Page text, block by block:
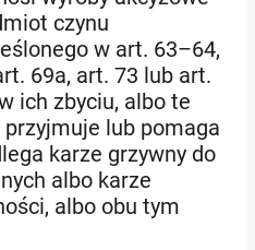
czynu
w art. 63–64,
69a, art. 73 lub art.
ich zbyciu, albo te
lub pomaga
karze grzywny do
albo karze
albo obu tym